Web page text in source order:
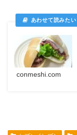
conmeshi.com